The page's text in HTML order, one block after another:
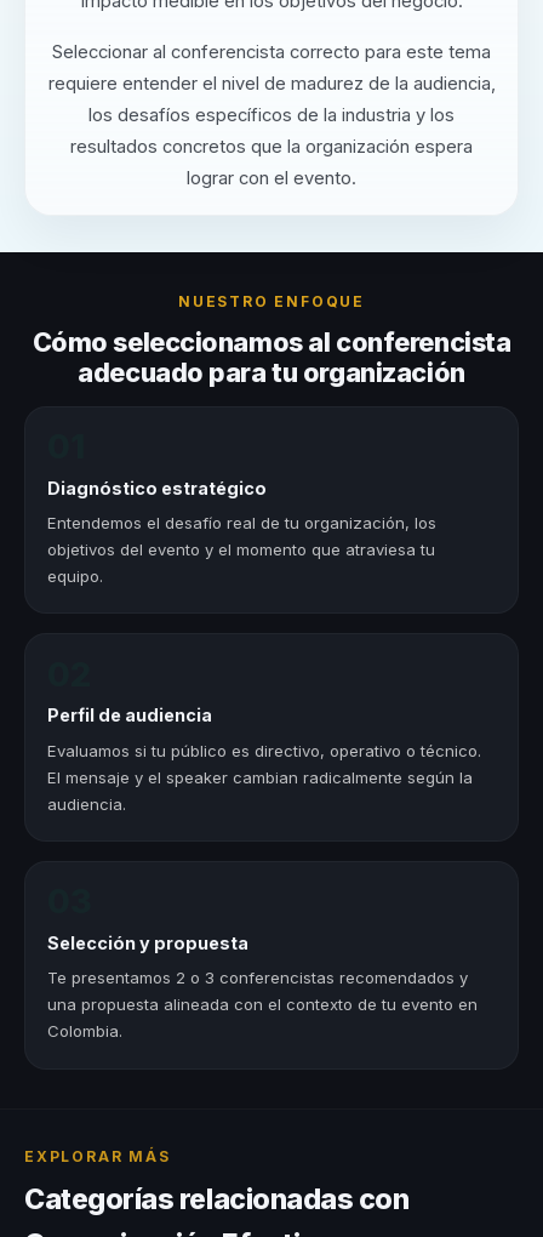
Seleccionar al conferencista correcto para este tema
requiere entender el nivel de madurez de la audiencia,
los desafíos específicos de la industria y los
resultados concretos que la organización espera
lograr con el evento.
NUESTRO ENFOQUE
Cómo seleccionamos al conferencista
adecuado para tu organización
Diagnóstico estratégico
Entendemos el desafío real de tu organización, los
objetivos del evento y el momento que atraviesa tu
equipo.
Perfil de audiencia
Evaluamos si tu público es directivo, operativo o técnico.
El mensaje y el speaker cambian radicalmente según la
audiencia.
Selección y propuesta
Te presentamos 2 o 3 conferencistas recomendados y
una propuesta alineada con el contexto de tu evento en
Colombia.
EXPLORAR MÁS
Categorías relacionadas con